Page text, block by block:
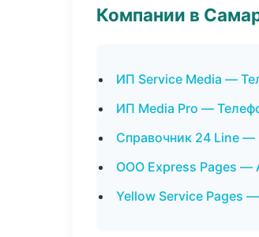
Компании в
ИП Service Media —
ИП Media Pro —
Справочник 24 Line —
ООО Express Pages —
Yellow Service Pages